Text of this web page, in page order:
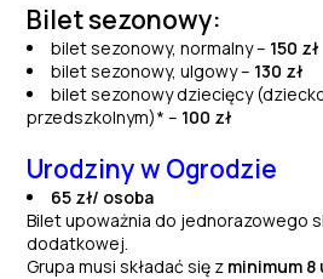
Bilet sezonowy:
­bilet sezonowy, normalny – 150 zł
bilet sezonowy, ulgowy – 130 zł
bilet sezonowy dziecięcy
przedszkolnym)* – 100 zł
Urodziny w Ogrodzie
65 zł/ osoba
Bilet upoważnia do jednorazowego
dodatkowej.
Grupa musi składać się z minimum